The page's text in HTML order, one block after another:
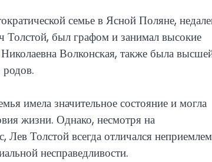
семье в Ясной Поляне,
Толстой, был графом и занимал высокие
Волконская, также была
имела значительное состояние и могла
жизни. Однако, несмотря на
Лев Толстой всегда отличался
несправедливости.